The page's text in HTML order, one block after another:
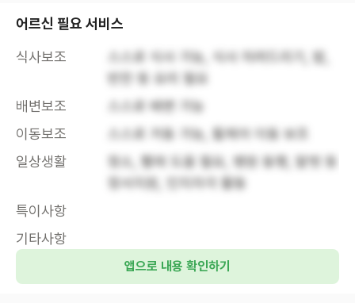
어르신 필요 서비스
식사보조
스스로 식사 가능, 식사 차려드리기, 밥,
반찬 등 요리 필요
배변보조
스스로 배변 가능
이동보조
스스로 거동 가능, 휠체어 이동 보조
일상생활
청소, 빨래 도움 필요, 병원 동행, 말벗 등
정서지원, 인지자극 활동
특이사항
기타사항
앱으로 내용 확인하기